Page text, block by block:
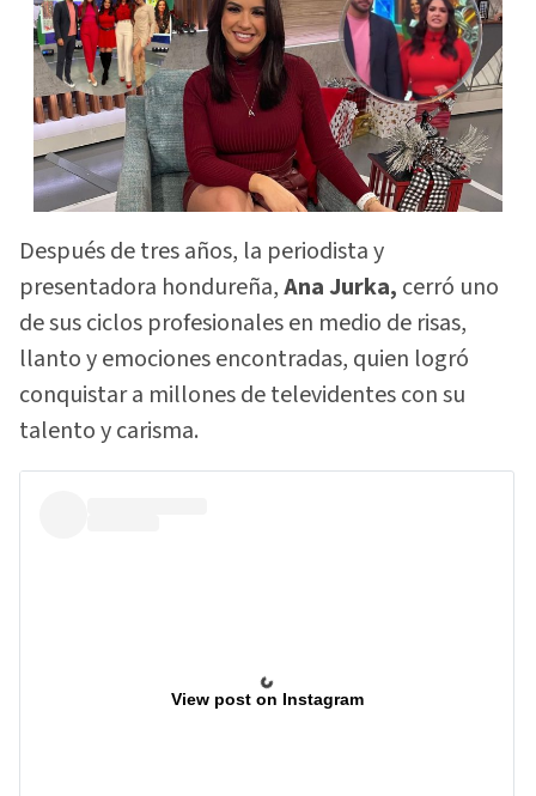
Después de tres años, la periodista y
presentadora hondureña,Ana Jurka, cerró uno
de sus ciclos profesionales en medio de risas,
llanto y emociones encontradas, quien logró
conquistar a millones de televidentes con su
talento y carisma.
View post on Instagram